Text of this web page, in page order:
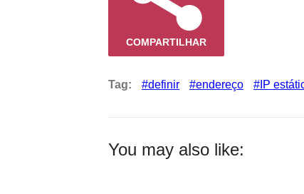
COMPARTILHAR
Tag: definir endereço IP
You may also like: